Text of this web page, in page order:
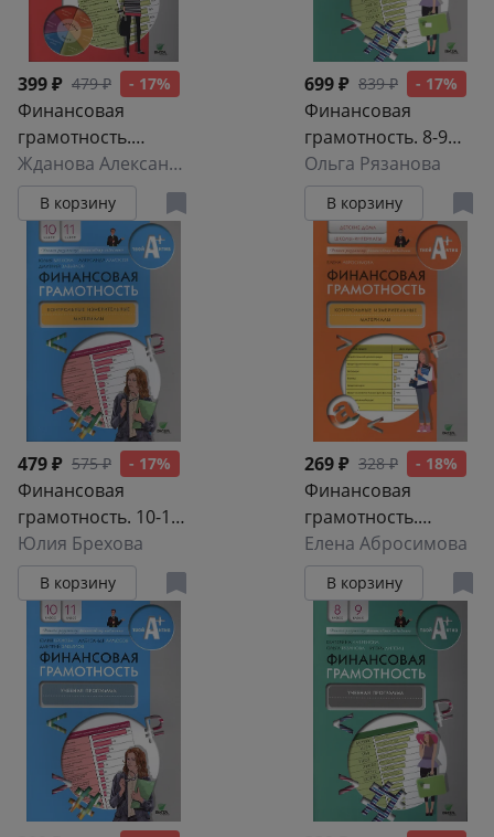
399 ₽ 479 ₽ - 17%
Финансовая
грамотность.
Материалы для
родителей
Жданова Александра Олеговна
В корзину
699 ₽ 839 ₽ - 17%
Финансовая
грамотность. 8-9
класс.
Методические
рекомендации для
учителя
Ольга Рязанова
В корзину
479 ₽ 575 ₽ - 17%
Финансовая
грамотность. 10-11
класс. Контрольно-
измерительные
материалы
Юлия Брехова
В корзину
269 ₽ 328 ₽ - 18%
Финансовая
грамотность.
Контрольные
измерительные
материалы
Елена Абросимова
В корзину